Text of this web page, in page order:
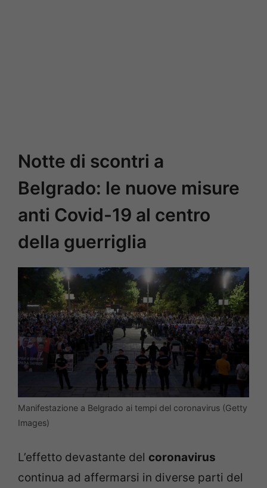
Notte di scontri a
Belgrado: le nuove misure
anti Covid-19 al centro
della guerriglia
Manifestazione a Belgrado ai tempi del coronavirus (Getty
Images)
L’effetto devastante del coronavirus
continua ad affermarsi in diverse parti del